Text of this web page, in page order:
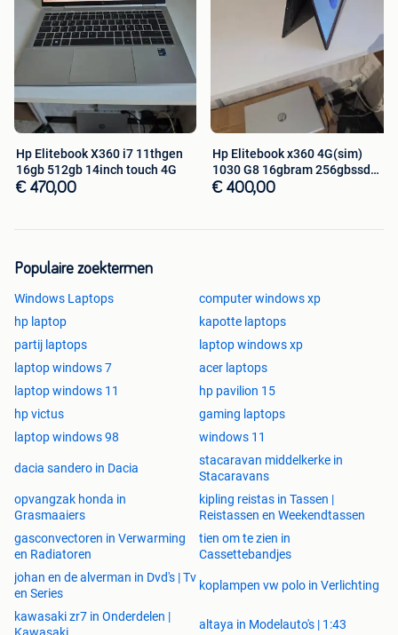
Hp Elitebook X360 i7 11thgen
16gb 512gb 14inch touch 4G
€ 470,00
Hp Elitebook x360 4G(sim)
1030 G8 16gbram 256gbssd
13,3inch
€ 400,00
Populaire zoektermen
Windows Laptops
computer windows xp
hp laptop
kapotte laptops
partij laptops
laptop windows xp
laptop windows 7
acer laptops
laptop windows 11
hp pavilion 15
hp victus
gaming laptops
laptop windows 98
windows 11
dacia sandero in Dacia
stacaravan middelkerke in
Stacaravans
opvangzak honda in
Grasmaaiers
kipling reistas in Tassen |
Reistassen en Weekendtassen
gasconvectoren in Verwarming
en Radiatoren
tien om te zien in
Cassettebandjes
johan en de alverman in Dvd's | Tv
en Series
koplampen vw polo in Verlichting
kawasaki zr7 in Onderdelen |
Kawasaki
altaya in Modelauto's | 1:43